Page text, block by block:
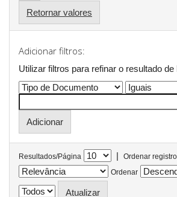
Retornar valores
Adicionar filtros:
Utilizar filtros para refinar o resultado de
Resultados/Página |
Ordenar
Ordenar